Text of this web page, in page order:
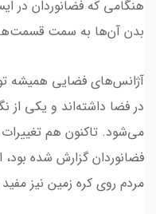
هنگامی که فضانوردان در
بدن آن‌ها به سمت
آژانس‌های فضایی همیشه
در فضا داشته‌اند و یکی
می‌شود. تاکنون هم
فضانوردان گزارش شده بود،
مردم روی کره زمین نیز